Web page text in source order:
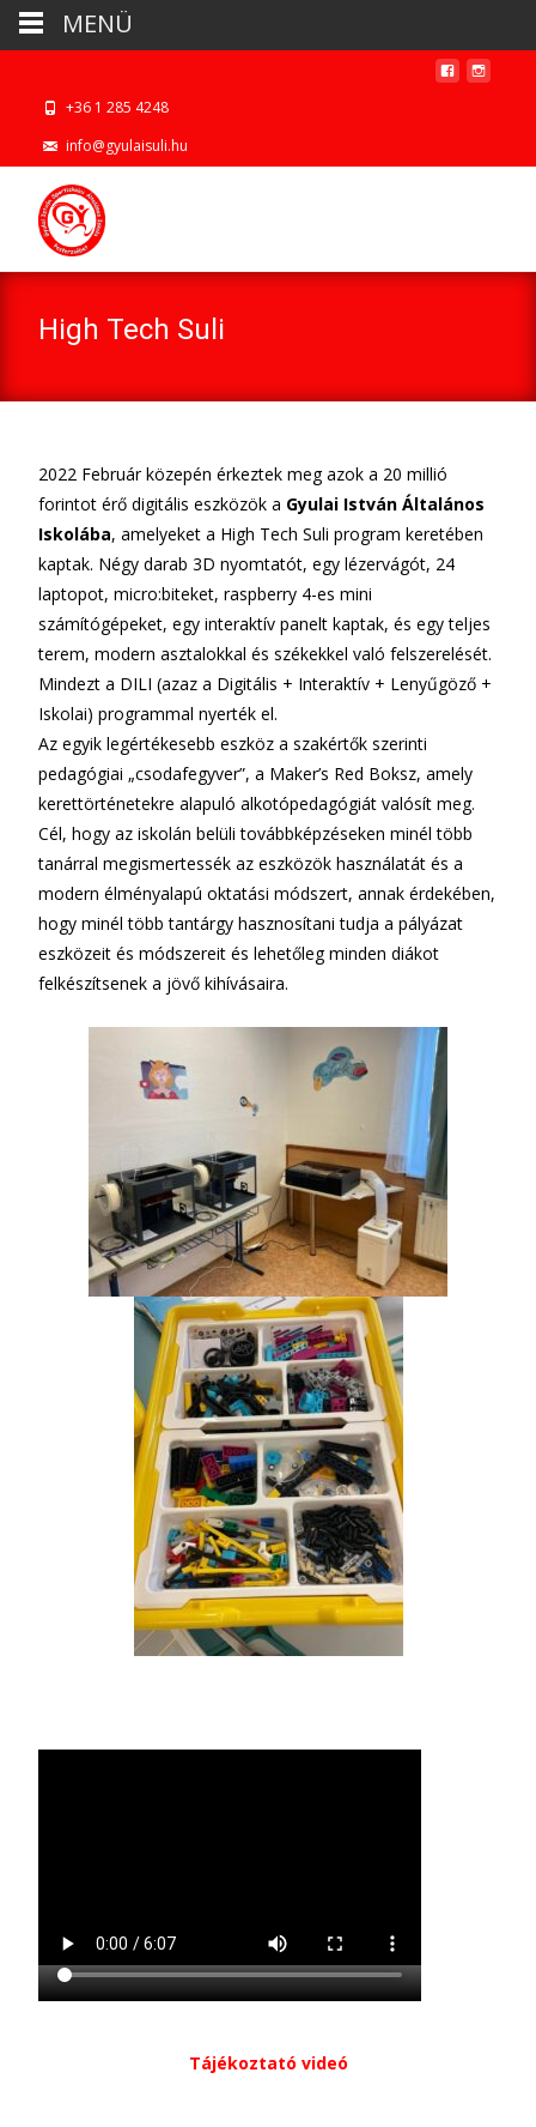
+36 1 285 4248
info@gyulaisuli.hu
High Tech Suli
2022 Február közepén érkeztek meg azok a 20 millió
forintot érő digitális eszközök a Gyulai István Általános
Iskolába, amelyeket a High Tech Suli program keretében
kaptak. Négy darab 3D nyomtatót, egy lézervágót, 24
laptopot, micro:biteket, raspberry 4-es mini
számítógépeket, egy interaktív panelt kaptak, és egy teljes
terem, modern asztalokkal és székekkel való felszerelését.
Mindezt a DILI (azaz a Digitális + Interaktív + Lenyűgöző +
Iskolai) programmal nyerték el.
Az egyik legértékesebb eszköz a szakértők szerinti
pedagógiai „csodafegyver”, a Maker’s Red Boksz, amely
kerettörténetekre alapuló alkotópedagógiát valósít meg.
Cél, hogy az iskolán belüli továbbképzéseken minél több
tanárral megismertessék az eszközök használatát és a
modern élményalapú oktatási módszert, annak érdekében,
hogy minél több tantárgy hasznosítani tudja a pályázat
eszközeit és módszereit és lehetőleg minden diákot
felkészítsenek a jövő kihívásaira.
Tájékoztató videó
MENÜ